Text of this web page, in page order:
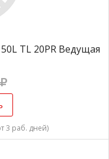
TL 20PR Ведущая
3 раб. дней)